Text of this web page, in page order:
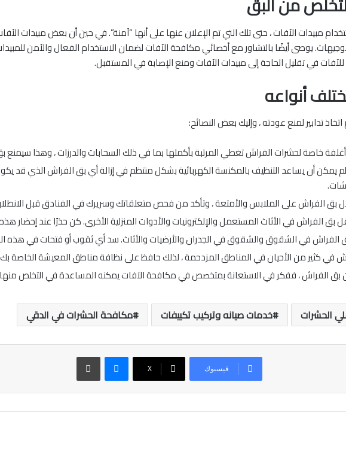
مبيدات الآفات ، حتى تلك التي تم الإعلان عنها على أنها “آمنة”. في حين أن بعض مبيدات
يوصى أيضًا بالتشاور مع أخصائي مكافحة الآفات لضمان الاستخدام الفعال والآمن
في تقليل الحاجة إلى مبيدات الآفات ومنع الإصابة في المستقبل.
أنواعه
تدابير لمنع عودته ، وإليك بعض النصائح:
يمكن أن يساعد التنظيف بالمكنسة الكهربائية بشكل منتظم في إزالة أي بق الفراش الذي قد
الحشرات خدمات صيانه وتركيب تكييفات مكافحة الحشرات في الدقي
فيسبوك ‫X
ماسنجر